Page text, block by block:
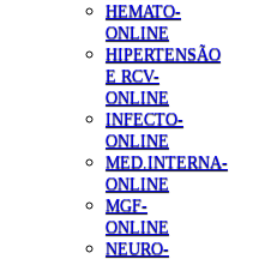
HEMATO-
ONLINE
HIPERTENSÃO
E RCV-
ONLINE
INFECTO-
ONLINE
MED.INTERNA-
ONLINE
MGF-
ONLINE
NEURO-